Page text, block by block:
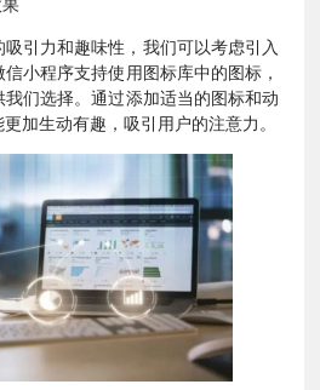
引力和趣味性，我们可以考虑引入
小程序支持使用图标库中的图标，
们选择。通过添加适当的图标和动
加生动有趣，吸引用户的注意力。